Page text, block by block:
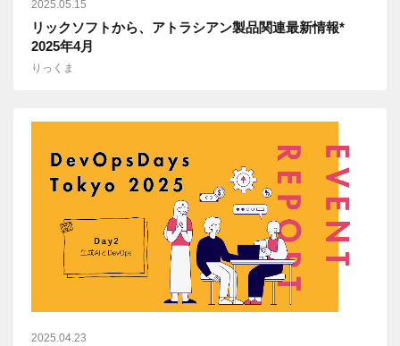
2025.05.15
リックソフトから、アトラシアン製品関連最新情報*
2025年4月
りっくま
2025.04.23